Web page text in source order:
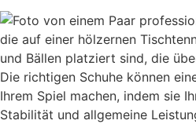
Die richtigen Schuhe können
Ihrem Spiel machen, indem sie
Stabilität und allgemeine